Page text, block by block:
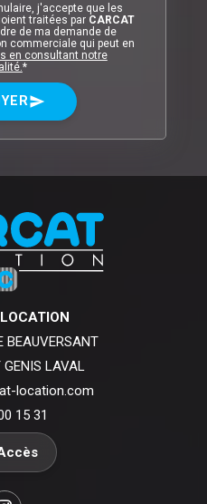
j'accepte que les
traitées par CARCAT
de ma demande de
commerciale qui peut en
en consultant notre
*
send
BEAUVERSANT
LAVAL
location.com
15 31